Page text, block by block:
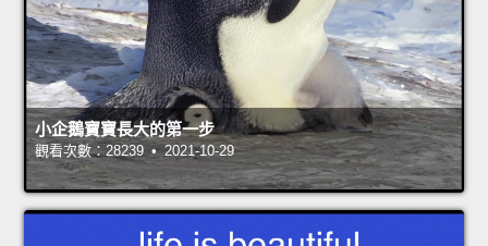
小企鵝寶寶長大的第一步
觀看次數：28239 • 2021-10-29